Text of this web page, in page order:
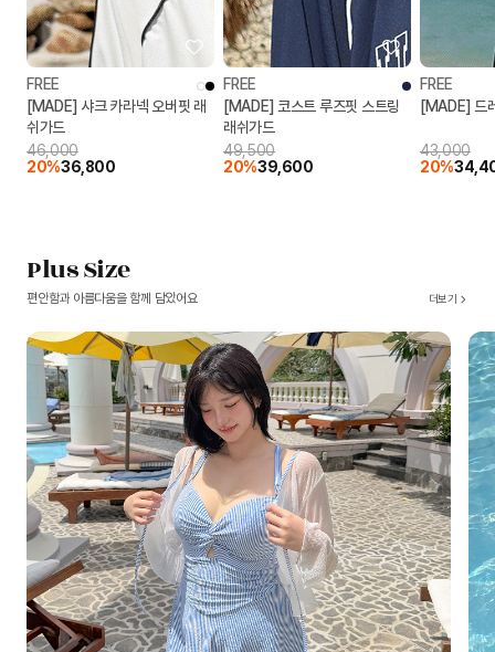
FREE
[MADE] 샤크 카라넥 오버핏 래
쉬가드
46,000
20%36,800
FREE
[MADE] 코스트 루즈핏 스트링
래쉬가드
49,500
20%39,600
FREE
[MADE] 드
43,000
20%
Plus Size
편안함과 아름다움을 함께 담았어요 더보기